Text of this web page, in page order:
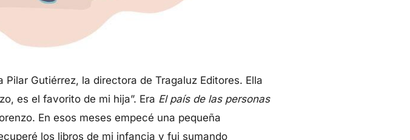
Gutiérrez, la directora de Tragaluz Editores. Ella
es el favorito de mi hija”. Era El país de las personas
En esos meses empecé una pequeña
los libros de mi infancia y fui sumando